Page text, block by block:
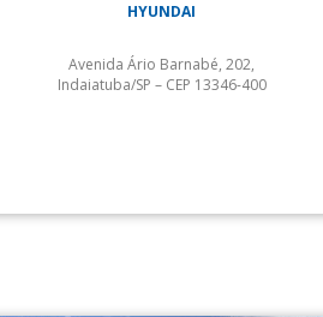
HYUNDAI
Avenida Ário Barnabé, 202,
Indaiatuba/SP – CEP 13346-400